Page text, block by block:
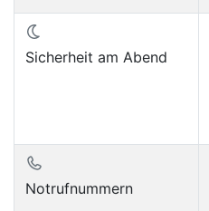
Sicherheit am Abend
Notrufnummern